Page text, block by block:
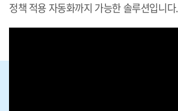
정책 적용 자동화까지 가능한 솔루션입니다.